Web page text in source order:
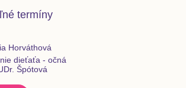
termíny
Horváthová
dieťaťa - očná
Špótová